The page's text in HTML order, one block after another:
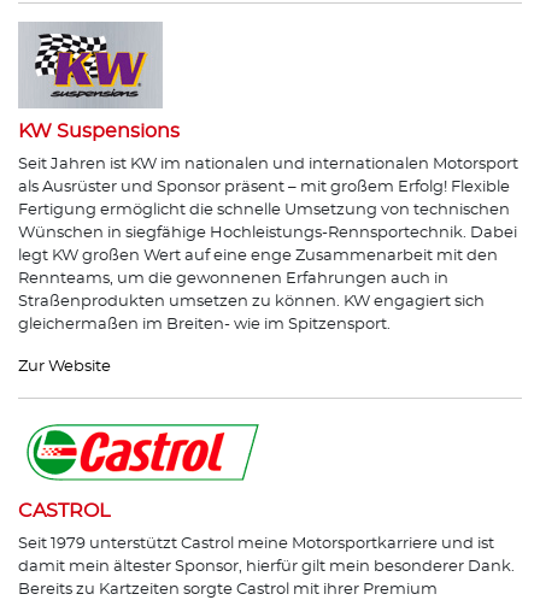
KW Suspensions
Seit Jahren ist KW im nationalen und internationalen Motorsport
als Ausrüster und Sponsor präsent – mit großem Erfolg! Flexible
Fertigung ermöglicht die schnelle Umsetzung von technischen
Wünschen in siegfähige Hochleistungs-Rennsportechnik. Dabei
legt KW großen Wert auf eine enge Zusammenarbeit mit den
Rennteams, um die gewonnenen Erfahrungen auch in
Straßenprodukten umsetzen zu können. KW engagiert sich
gleichermaßen im Breiten- wie im Spitzensport.
Zur Website
CASTROL
Seit 1979 unterstützt Castrol meine Motorsportkarriere und ist
damit mein ältester Sponsor, hierfür gilt mein besonderer Dank.
Bereits zu Kartzeiten sorgte Castrol mit ihrer Premium